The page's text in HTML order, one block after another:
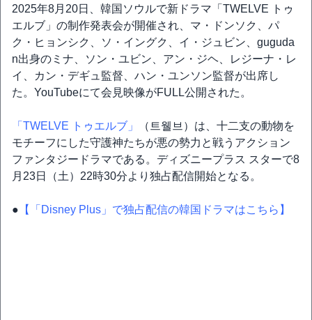
2025年8月20日、韓国ソウルで新ドラマ「TWELVE トゥ
エルブ」の制作発表会が開催され、マ・ドンソク、パ
ク・ヒョンシク、ソ・イングク、イ・ジュビン、guguda
n出身のミナ、ソン・ユビン、アン・ジヘ、レジーナ・レ
イ、カン・デギュ監督、ハン・ユンソン監督が出席し
た。YouTubeにて会見映像がFULL公開された。
「TWELVE トゥエルブ」
（트웰브）は、十二支の動物を
モチーフにした守護神たちが悪の勢力と戦うアクション
ファンタジードラマである。ディズニープラス スターで8
月23日（土）22時30分より独占配信開始となる。
● 【「Disney Plus」で独占配信の韓国ドラマはこちら】